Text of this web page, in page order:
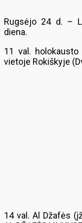
Rugsėjo 24 d. –
diena.
11 val.
vietoje Rokiškyje
14 val. Al Džafės